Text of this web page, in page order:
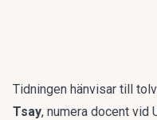
Tidningen hänvisar till
Tsay, numera docent vid